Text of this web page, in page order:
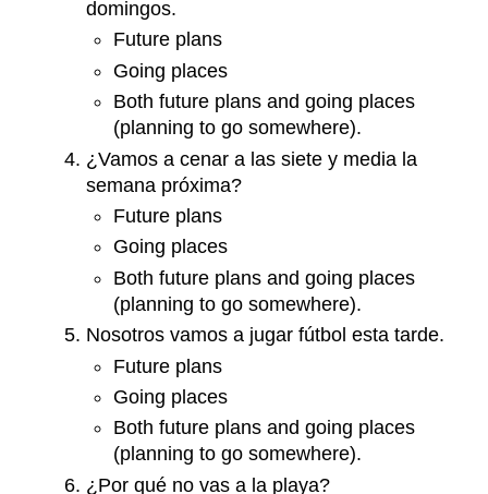
domingos.
Future plans
Going places
Both future plans and going places
(planning to go somewhere).
¿Vamos a cenar a las siete y media la
semana próxima?
Future plans
Going places
Both future plans and going places
(planning to go somewhere).
Nosotros vamos a jugar fútbol esta tarde.
Future plans
Going places
Both future plans and going places
(planning to go somewhere).
¿Por qué no vas a la playa?